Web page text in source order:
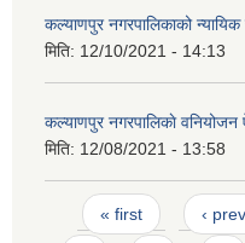
कल्याणपुर नगरपालिकाको न्यायिक
मिति: 12/10/2021 - 14:13
कल्याणपुर नगरपालिकाे
मिति: 12/08/2021 - 13:58
Pages
« first ‹